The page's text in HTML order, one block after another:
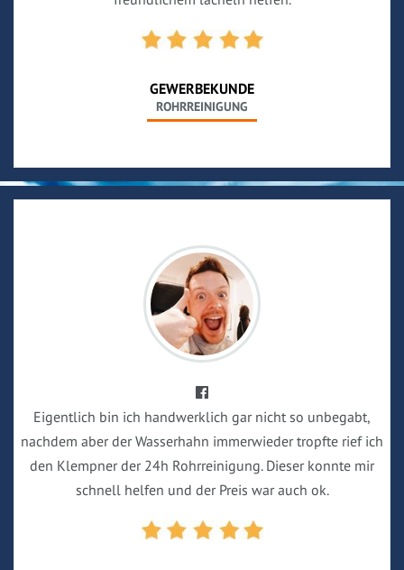
GEWERBEKUNDE
ROHRREINIGUNG
Eigentlich bin ich handwerklich gar nicht so unbegabt,
nachdem aber der Wasserhahn immerwieder tropfte rief ich
den Klempner der 24h Rohrreinigung. Dieser konnte mir
schnell helfen und der Preis war auch ok.